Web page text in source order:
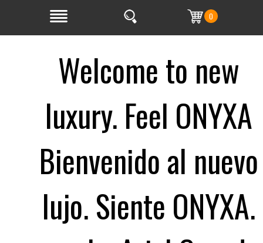
0
Welcome to new
luxury. Feel ONYXA
Bienvenido al nuevo
lujo. Siente ONYXA.